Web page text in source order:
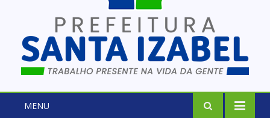
MENU